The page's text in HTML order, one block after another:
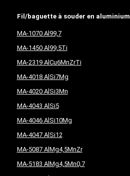
Fil/baguette à souder en aluminium
MA-1070 Al99,7
MA-1450 Al99,5Ti
MA-2319 AlCu6MnZrTi
MA-4018 AlSi7Mg
MA-4020 AlSi3Mn
MA-4043 AlSi5
MA-4046 AlSi10Mg
MA-4047 AlSi12
MA-5087 AlMg4,5MnZr
MA-5183 AlMg4,5Mn0,7